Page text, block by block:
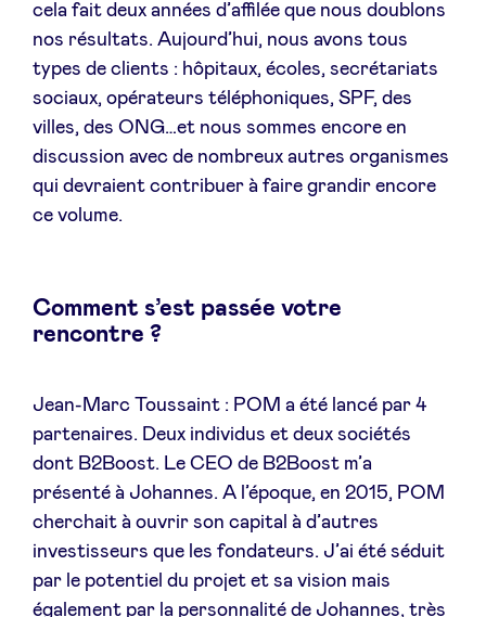
cela fait deux années d’affilée que nous doublons
nos résultats. Aujourd’hui, nous avons tous
types de clients : hôpitaux, écoles, secrétariats
sociaux, opérateurs téléphoniques, SPF, des
villes, des ONG…et nous sommes encore en
discussion avec de nombreux autres organismes
qui devraient contribuer à faire grandir encore
ce volume.
Comment s’est passée votre
rencontre ?
Jean-Marc Toussaint : POM a été lancé par 4
partenaires. Deux individus et deux sociétés
dont B2Boost. Le CEO de B2Boost m’a
présenté à Johannes. A l’époque, en 2015, POM
cherchait à ouvrir son capital à d’autres
investisseurs que les fondateurs. J’ai été séduit
par le potentiel du projet et sa vision mais
également par la personnalité de Johannes, très